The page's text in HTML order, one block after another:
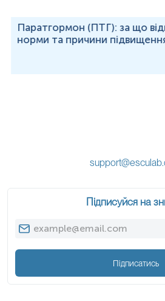
Паратгормон (ПТГ): за що
норми та причини
Підписуйся на
Підписатись